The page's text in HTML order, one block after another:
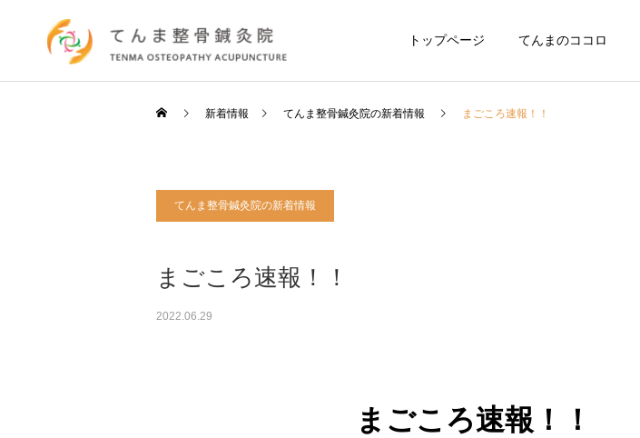
トップページ てんまのココロ
新着情報 てんま整骨鍼灸院の新着情報 まごころ速報！！
てんま整骨鍼灸院の新着情報
まごころ速報！！
2022.06.29
まごころ速報！！